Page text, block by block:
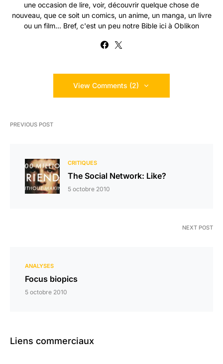
une occasion de lire, voir, découvrir quelque chose de
nouveau, que ce soit un comics, un anime, un manga, un livre
ou un film... Bref, c'est un peu notre Bible ici à Oblikon
View Comments (2)
PREVIOUS POST
CRITIQUES
The Social Network: Like?
5 octobre 2010
NEXT POST
ANALYSES
Focus biopics
5 octobre 2010
Liens commerciaux